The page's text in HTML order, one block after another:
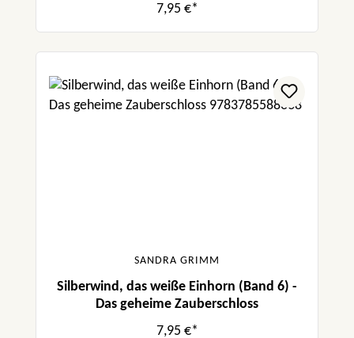
7,95 €*
SANDRA GRIMM
Silberwind, das weiße Einhorn (Band 6) -
Das geheime Zauberschloss
7,95 €*